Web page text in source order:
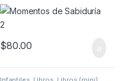
$80.00